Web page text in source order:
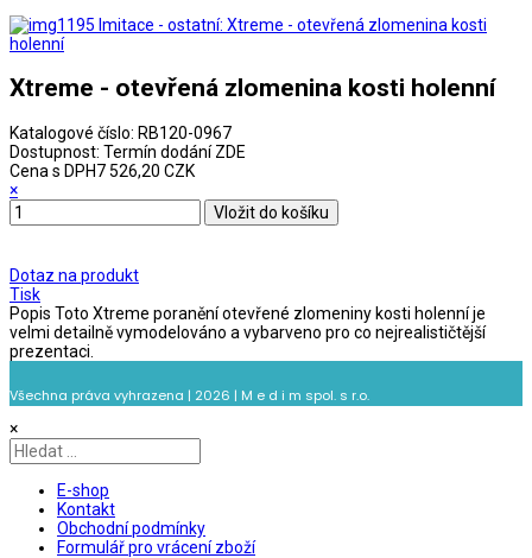
Xtreme - otevřená zlomenina kosti holenní
Katalogové číslo: RB120-0967
Dostupnost: Termín dodání ZDE
Cena s DPH7 526,20 CZK
×
Dotaz na produkt
Tisk
Popis Toto Xtreme poranění otevřené zlomeniny kosti holenní je
velmi detailně vymodelováno a vybarveno pro co nejrealističtější
prezentaci.
Všechna práva vyhrazena | 2026 | M e d i m spol. s r.o.
×
E-shop
Kontakt
Obchodní podmínky
Formulář pro vrácení zboží